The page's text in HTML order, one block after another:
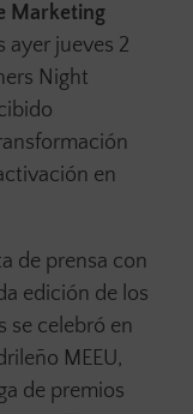
Marketing
ayer jueves 2
Night
en
de prensa con
edición de los
se celebró en
MEEU,
de premios